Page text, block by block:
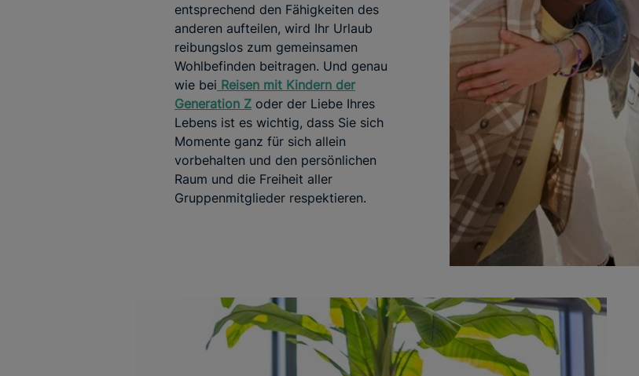
entsprechend den Fähigkeiten des
anderen aufteilen, wird Ihr Urlaub
reibungslos zum gemeinsamen
Wohlbefinden beitragen. Und genau
wie bei Reisen mit Kindern der
Generation Z oder der Liebe Ihres
Lebens ist es wichtig, dass Sie sich
Momente ganz für sich allein
vorbehalten und den persönlichen
Raum und die Freiheit aller
Gruppenmitglieder respektieren.